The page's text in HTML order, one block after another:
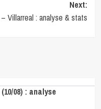
Next:
Villarreal : analyse & stats
08) : analyse